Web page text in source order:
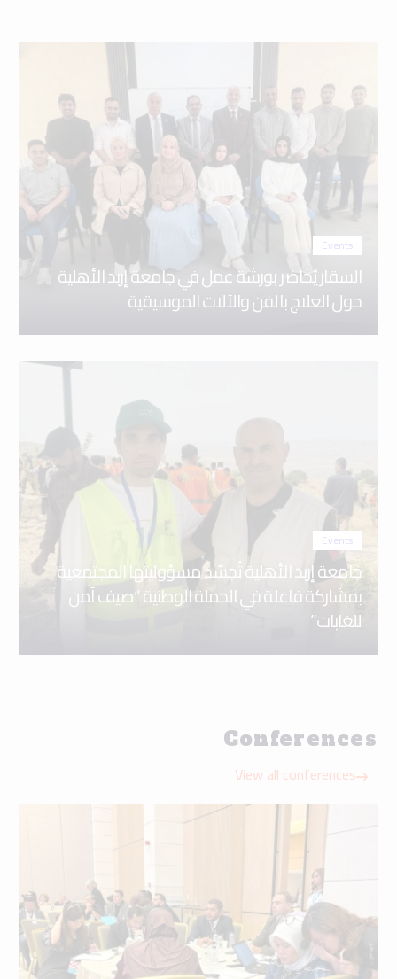
Events
السقار يُحاضر بورشة عمل في جامعة إربد الأهلية
حول العلاج بالفن والآلات الموسيقية
Events
جامعة إربد الأهلية تُجسّد مسؤوليتها المجتمعية
بمشاركة فاعلة في الحملة الوطنية “صيف آمن
للغابات”
Conferences
View all conferences